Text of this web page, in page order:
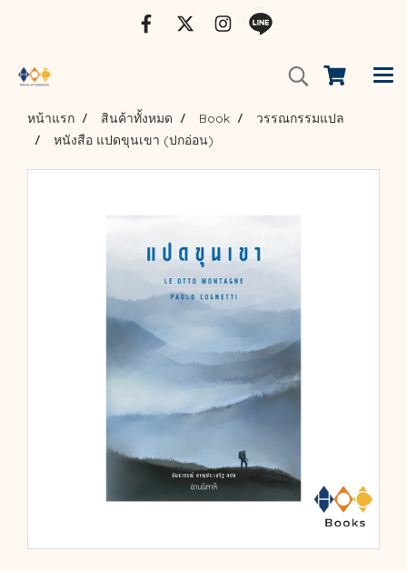
หน้าแรก สินค้าทั้งหมด Book
วรรณกรรมแปล
หนังสือ แปดขุนเขา (ปกอ่อน)